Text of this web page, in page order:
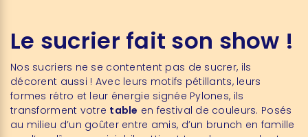
Le sucrier fait son show !
Nos sucriers ne se contentent pas de sucrer, ils
décorent aussi ! Avec leurs motifs pétillants, leurs
formes rétro et leur énergie signée Pylones, ils
transforment votre table en festival de couleurs. Posés
au milieu d’un goûter entre amis, d’un brunch en famille